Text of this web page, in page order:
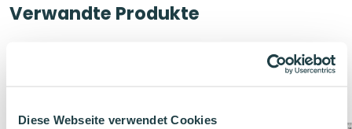
Diese Webseite verwendet Cookies
Verwandte Produkte